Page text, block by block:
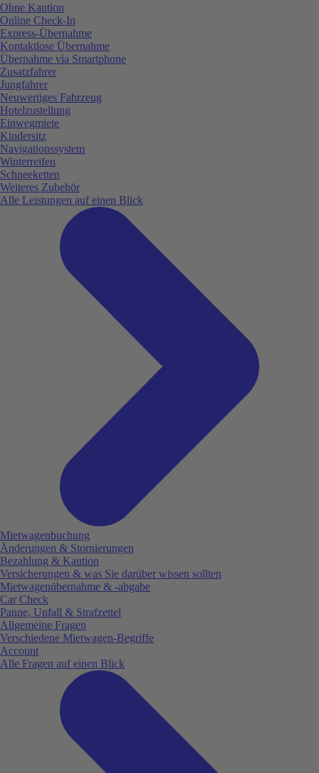
Ohne Kaution
Online Check-In
Express-Übernahme
Kontaktlose Übernahme
Übernahme via Smartphone
Zusatzfahrer
Jungfahrer
Neuwertiges Fahrzeug
Hotelzustellung
Einwegmiete
Kindersitz
Navigationssystem
Winterreifen
Schneeketten
Weiteres Zubehör
Alle Leistungen auf einen Blick
Mietwagenbuchung
Änderungen & Stornierungen
Bezahlung & Kaution
Versicherungen & was Sie darüber wissen sollten
Mietwagenübernahme & -abgabe
Car Check
Panne, Unfall & Strafzettel
Allgemeine Fragen
Verschiedene Mietwagen-Begriffe
Account
Alle Fragen auf einen Blick